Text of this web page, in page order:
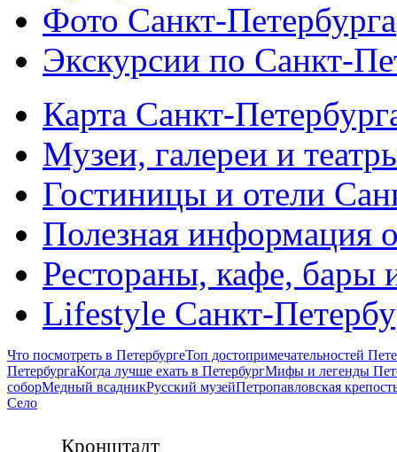
Фото Санкт-Петербурга
Экскурсии по Санкт-
Карта Санкт-
Музеи, галереи и
Гостиницы и отели
Полезная информация
Рестораны, кафе, бары
Lifestyle Санкт-
Что посмотреть в ПетербургеТоп достопримечательностей
ПетербургаКогда лучше ехать в ПетербургМифы и легенды
соборМедный всадникРусский музейПетропавловская
Село
Кронштадт